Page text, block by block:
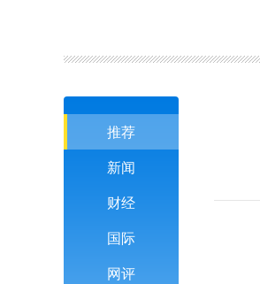
推荐
新闻
财经
国际
网评